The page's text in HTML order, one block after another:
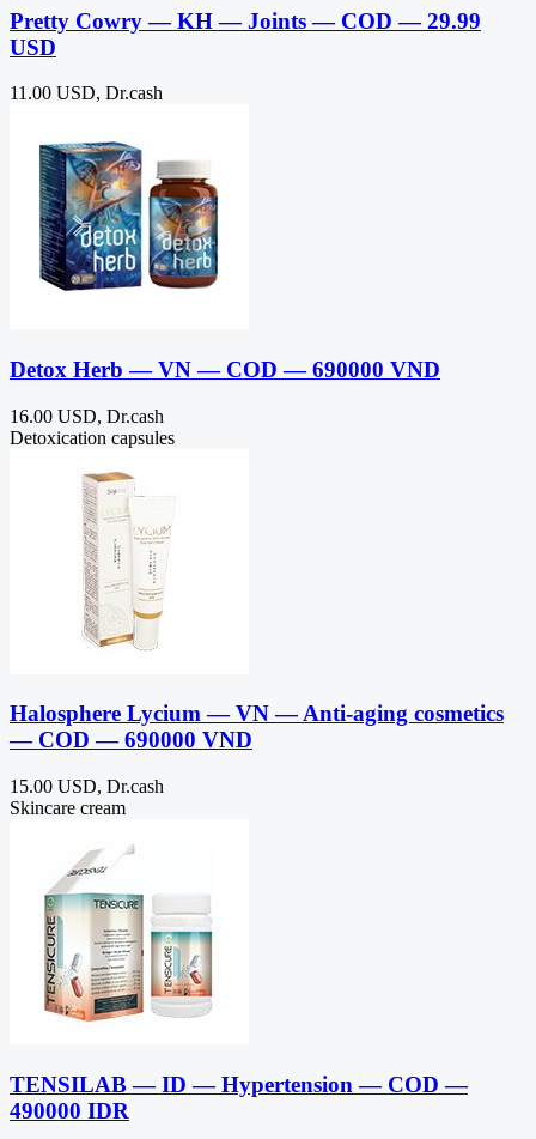
Pretty Cowry — KH — Joints — COD — 29.99
USD
11.00 USD, Dr.cash
Detox Herb — VN — COD — 690000 VND
16.00 USD, Dr.cash
Detoxication capsules
Halosphere Lycium — VN — Anti-aging cosmetics
— COD — 690000 VND
15.00 USD, Dr.cash
Skincare cream
TENSILAB — ID — Hypertension — COD —
490000 IDR